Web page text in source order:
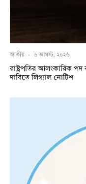
জাতীয় · ৬ আগস্ট, ২০২৬
রাষ্ট্রপতির আলংকারিক পদ
দাবিতে লিগ্যাল নোটিশ